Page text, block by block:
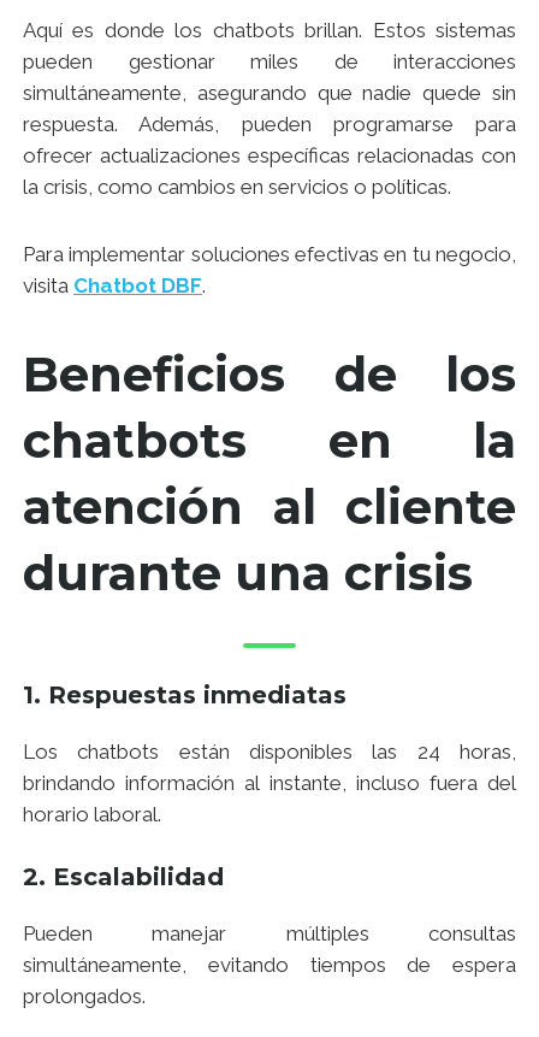
Aquí es donde los chatbots brillan. Estos sistemas
pueden gestionar miles de interacciones
simultáneamente, asegurando que nadie quede sin
respuesta. Además, pueden programarse para
ofrecer actualizaciones específicas relacionadas con
la crisis, como cambios en servicios o políticas.
Para implementar soluciones efectivas en tu negocio,
visita Chatbot DBF.
Beneficios de los
chatbots en la
atención al cliente
durante una crisis
1. Respuestas inmediatas
Los chatbots están disponibles las 24 horas,
brindando información al instante, incluso fuera del
horario laboral.
2. Escalabilidad
Pueden manejar múltiples consultas
simultáneamente, evitando tiempos de espera
prolongados.